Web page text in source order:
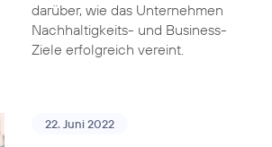
darüber, wie das Unternehmen
Nachhaltigkeits- und Business-
Ziele erfolgreich vereint.
22. Juni 2022